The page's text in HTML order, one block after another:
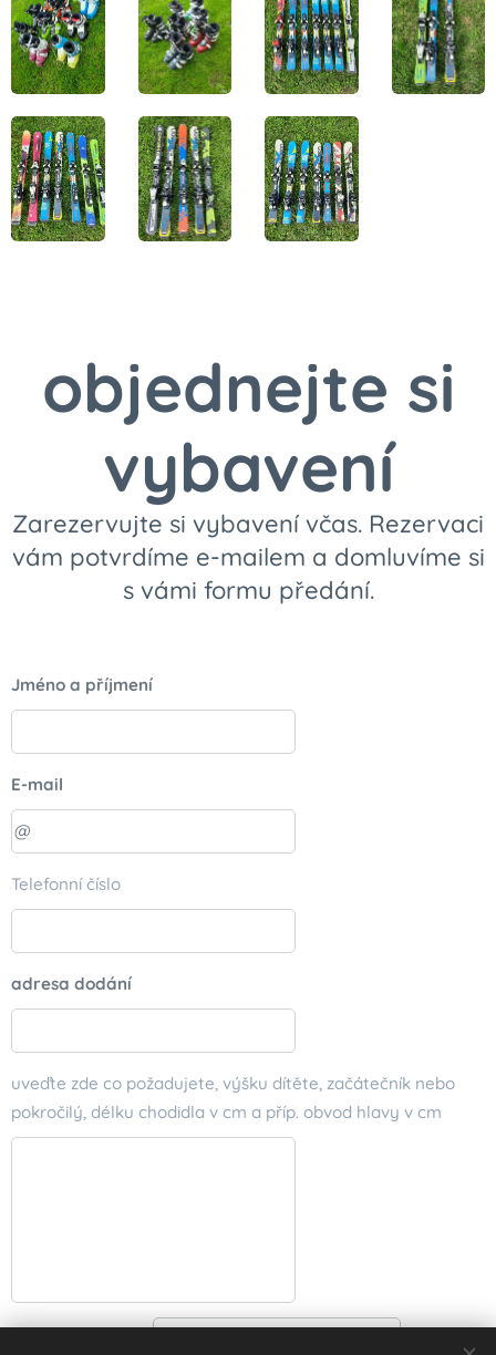
objednejte si
vybavení
Zarezervujte si vybavení včas. Rezervaci
vám potvrdíme e-mailem a domluvíme si
s vámi formu předání.
Jméno a příjmení
E-mail
Telefonní číslo
adresa dodání
uveďte zde co požadujete, výšku dítěte, začátečník nebo
pokročilý, délku chodidla v cm a příp. obvod hlavy v cm